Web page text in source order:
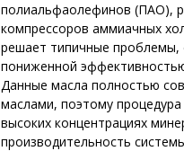
полиальфаолефинов (ПАО),
компрессоров аммиачных
решает типичные проблемы,
пониженной
Данные масла полностью
маслами, поэтому
высоких концентрациях
производительность